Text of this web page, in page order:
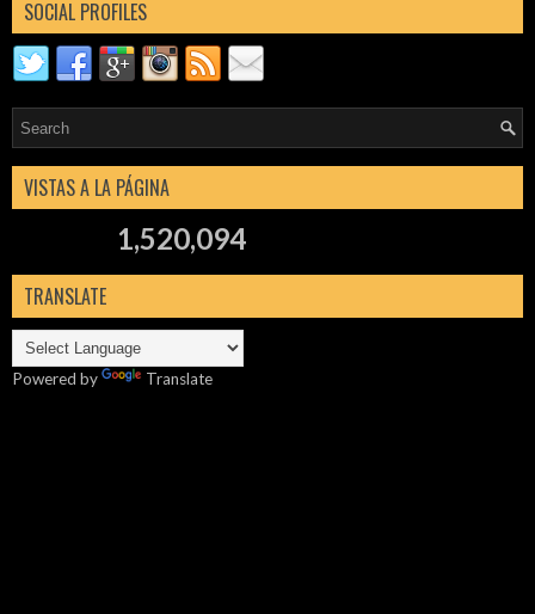
SOCIAL PROFILES
VISTAS A LA PÁGINA
1,520,094
TRANSLATE
Powered by Translate